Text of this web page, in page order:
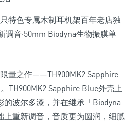
特色专属木制耳机架百年老店独
调音·50mm Biodyna生物振膜单
限量之作——TH900MK2 Sapphire
TH900MK2 Sapphire Blue外壳上
波尔多漆，并在继承「Biodyna
上重新调音，音质更为圆润，细腻